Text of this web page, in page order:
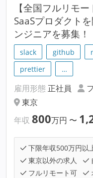
【全国フルリモ
SaaSプロダクト
ンジニアを募集！
slack github
prettier
…
雇用形態 正社員
東京
年収 800万円 〜
下限年収500万円以
東京以外の求人
フルリモート可